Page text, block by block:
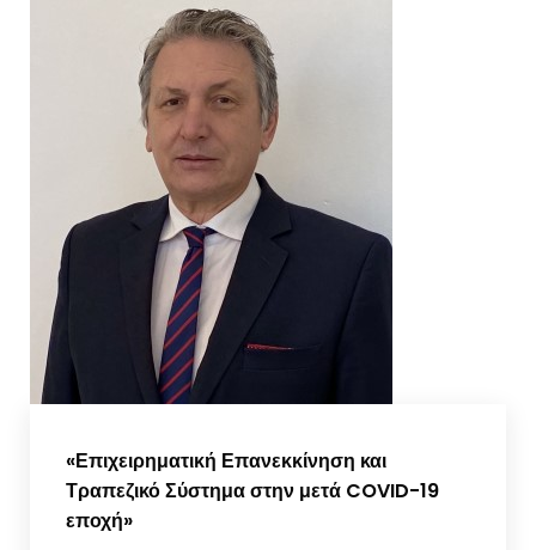
«Επιχειρηματική Επανεκκίνηση και
Τραπεζικό Σύστημα στην μετά COVID-19
εποχή»